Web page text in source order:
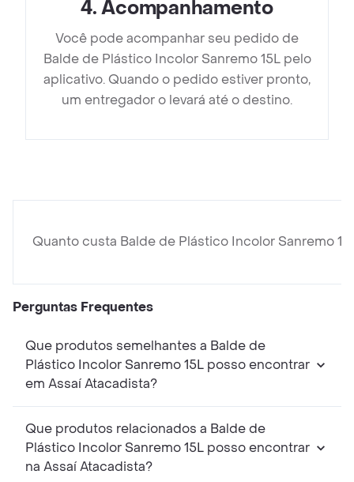
4.Acompanhamento
Você pode acompanhar seu pedido de
Balde de Plástico Incolor Sanremo 15L pelo
aplicativo. Quando o pedido estiver pronto,
um entregador o levará até o destino.
Quanto custa Balde de Plástico Incolor Sanremo
Perguntas Frequentes
Que produtos semelhantes a Balde de
Plástico Incolor Sanremo 15L posso encontrar
em Assaí Atacadista?
Que produtos relacionados a Balde de
Plástico Incolor Sanremo 15L posso encontrar
na Assaí Atacadista?